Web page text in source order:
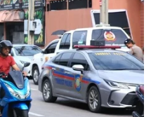
phía Đông thị trấn
AFP/TTXVN)
hai quan chức quốc
quân sự của 21 quốc
tổ chức Nhà nước Hồi